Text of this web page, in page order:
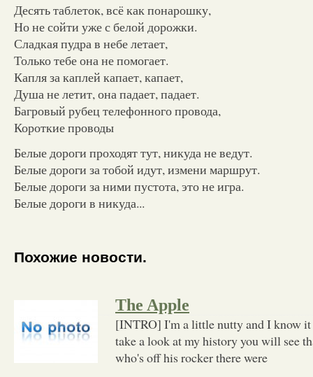
Десять таблеток, всё как понарошку,
Но не сойти уже с белой дорожки.
Сладкая пудра в небе летает,
Только тебе она не помогает.
Капля за каплей капает, капает,
Душа не летит, она падает, падает.
Багровый рубец телефонного провода,
Короткие проводы
Белые дороги проходят тут, никуда не ведут.
Белые дороги за тобой идут, измени маршрут.
Белые дороги за ними пустота, это не игра.
Белые дороги в никуда...
Похожие новости.
The Apple
[INTRO] I'm a little nutty and I know it
take a look at my history you will see
who's off his rocker there were